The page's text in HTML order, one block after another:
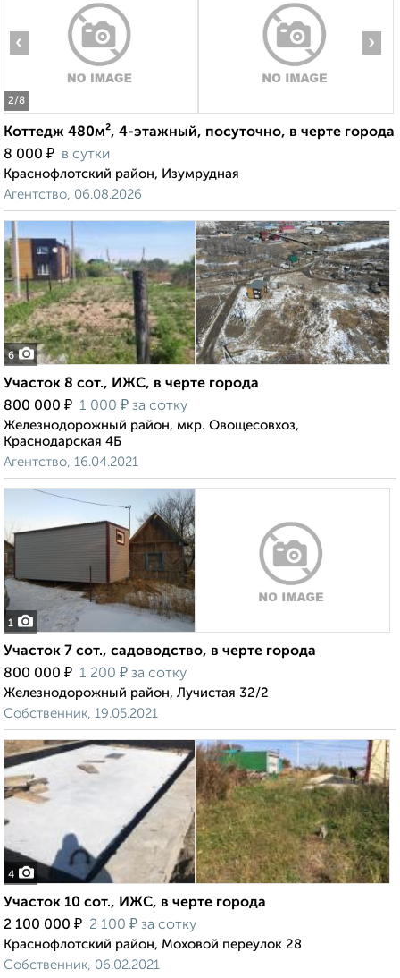
2/8
‹ ›
Коттедж 480м², 4-этажный, посуточно, в черте города
8 000 ₽ в сутки
Краснофлотский район, Изумрудная
Агентство, 06.08.2026
6
Участок 8 сот., ИЖС, в черте города
800 000 ₽ 1 000 ₽ за сотку
Железнодорожный район, мкр. Овощесовхоз,
Краснодарская 4Б
Агентство, 16.04.2021
1
Участок 7 сот., садоводство, в черте города
800 000 ₽ 1 200 ₽ за сотку
Железнодорожный район, Лучистая 32/2
Собственник, 19.05.2021
4
Участок 10 сот., ИЖС, в черте города
2 100 000 ₽ 2 100 ₽ за сотку
Краснофлотский район, Моховой переулок 28
Собственник, 06.02.2021